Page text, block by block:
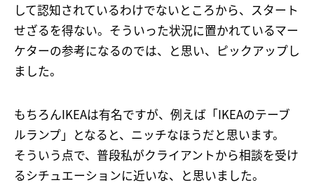
して認知されているわけでないところから、スタート
せざるを得ない。そういった状況に置かれているマー
ケターの参考になるのでは、と思い、ピックアップし
ました。
もちろんIKEAは有名ですが、例えば「IKEAのテーブ
ルランプ」となると、ニッチなほうだと思います。
そういう点で、普段私がクライアントから相談を受け
るシチュエーションに近いな、と思いました。